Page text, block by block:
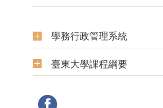
學務行政管理系統
臺東大學課程綱要